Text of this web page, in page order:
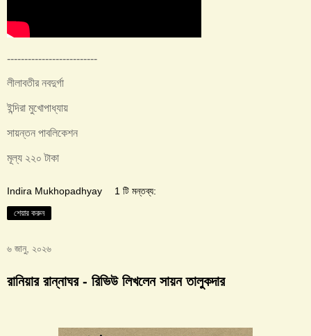
--------------------------
লীলাবতীর নবদুর্গা
ইন্দিরা মুখোপাধ্যায়
সায়ন্তন পাবলিকেশন
মূল্য ২২০ টাকা
Indira Mukhopadhyay 1 টি মন্তব্য:
শেয়ার করুন
৬ জানু, ২০২৬
রানিয়ার রান্নাঘর - রিভিউ লিখলেন সায়ন তালুকদার